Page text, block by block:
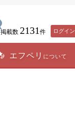
掲載数 2131 件 ログイン
エフペリ について